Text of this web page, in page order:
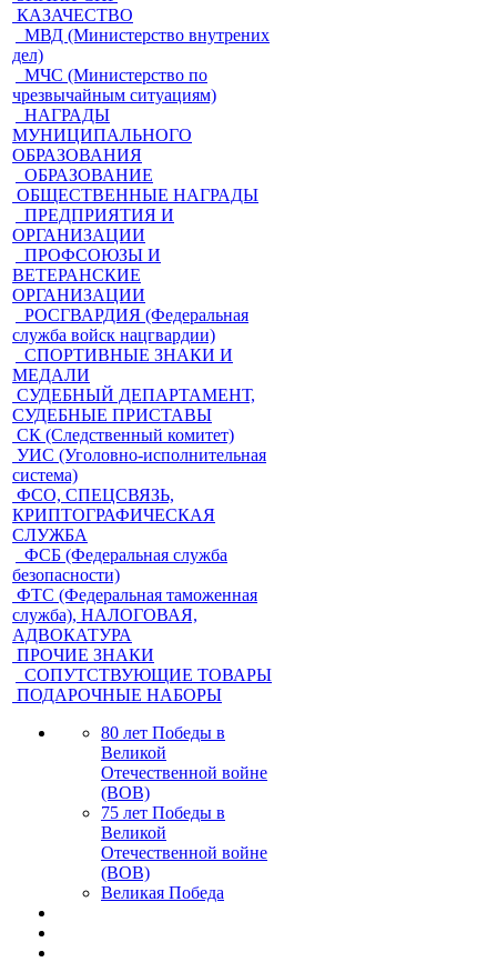
КАЗАЧЕСТВО
МВД (Министерство внутрених
дел)
МЧС (Министерство по
чрезвычайным ситуациям)
НАГРАДЫ
МУНИЦИПАЛЬНОГО
ОБРАЗОВАНИЯ
ОБРАЗОВАНИЕ
ОБЩЕСТВЕННЫЕ НАГРАДЫ
ПРЕДПРИЯТИЯ И
ОРГАНИЗАЦИИ
ПРОФСОЮЗЫ И
ВЕТЕРАНСКИЕ
ОРГАНИЗАЦИИ
РОСГВАРДИЯ (Федеральная
служба войск нацгвардии)
СПОРТИВНЫЕ ЗНАКИ И
МЕДАЛИ
СУДЕБНЫЙ ДЕПАРТАМЕНТ,
СУДЕБНЫЕ ПРИСТАВЫ
СК (Следственный комитет)
УИС (Уголовно-исполнительная
система)
ФСО, СПЕЦСВЯЗЬ,
КРИПТОГРАФИЧЕСКАЯ
СЛУЖБА
ФСБ (Федеральная служба
безопасности)
ФТС (Федеральная таможенная
служба), НАЛОГОВАЯ,
АДВОКАТУРА
ПРОЧИЕ ЗНАКИ
СОПУТСТВУЮЩИЕ ТОВАРЫ
ПОДАРОЧНЫЕ НАБОРЫ
80 лет Победы в
Великой
Отечественной войне
(ВОВ)
75 лет Победы в
Великой
Отечественной войне
(ВОВ)
Великая Победа